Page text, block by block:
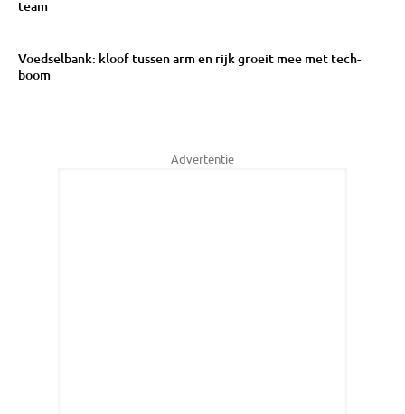
team
Voedselbank: kloof tussen arm en rijk groeit mee met tech-
boom
Advertentie